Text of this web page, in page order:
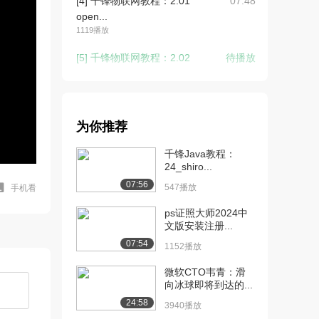
手机看
open...
1119播放
[5] 千锋物联网教程：2.02
待播放
open...
[7] 千锋物联网教程：2.03
编译安装...
[8] 千锋物联网教程：2.04
06:57
[9] 千锋物联网教程：3.01
07:34
为你推荐
07:56
千锋Java教程：
24_shiro...
547播放
07:54
ps证照大师2024中
文版安装注册...
1152播放
24:58
微软CTO韦青：滑
向冰球即将到达的...
3940播放